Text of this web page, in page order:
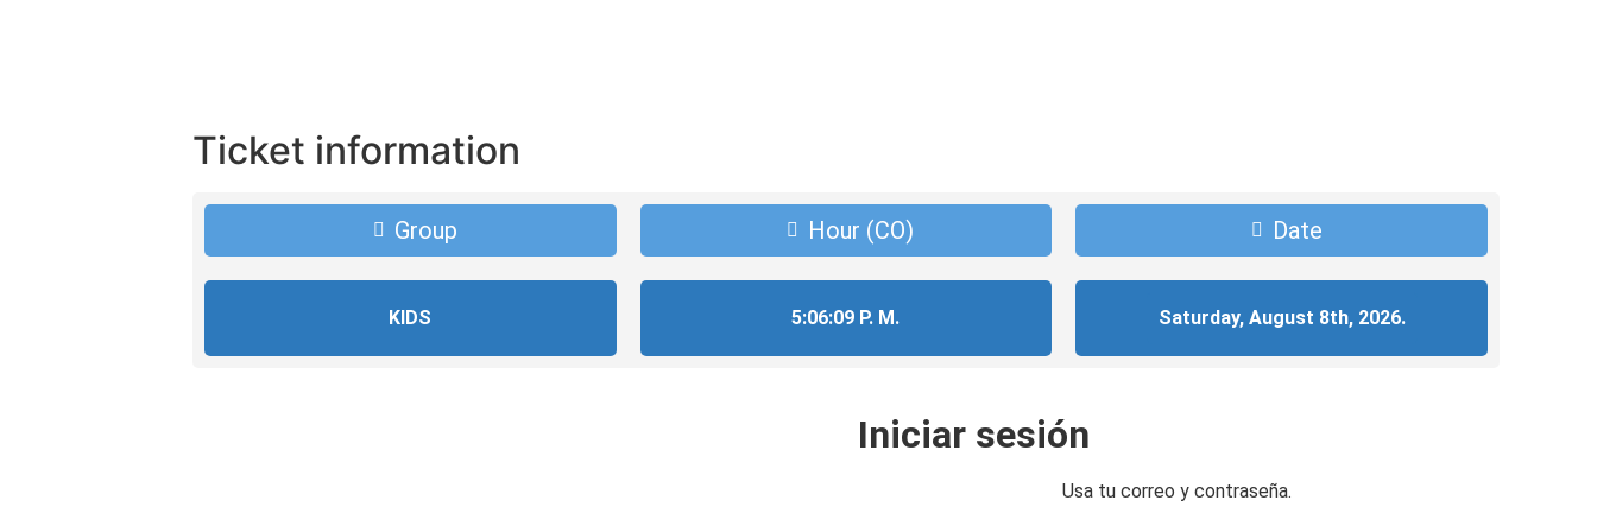
Ticket information
Group Hour (CO) Date
KIDS 5:06:09 P. M. Saturday, August 8th, 2026.
Iniciar sesión
Usa tu correo y contraseña.